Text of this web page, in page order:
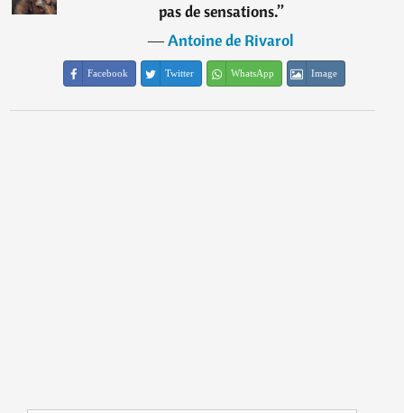
pas de sensations.”
―Antoine de Rivarol
Facebook Twitter WhatsApp Image